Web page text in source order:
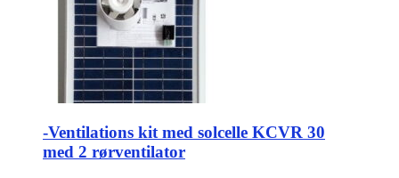
-Ventilations kit med solcelle KCVR 30
med 2 rørventilator